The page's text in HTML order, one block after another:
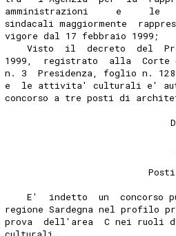
amministrazioni     e     le
sindacali maggiormente
vigore dal 17 febbraio 1999;
Visto  il  decreto  del
1999,  registrato  alla
n. 3  Presidenza, foglio n.
e  le attivita' culturali e'
concorso a tre posti di
E'  indetto  un  concorso
regione Sardegna nel profilo
prova  dell'area  C nei ruoli